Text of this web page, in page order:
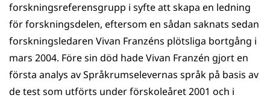
forskningsreferensgrupp i syfte att skapa en ledning
för forskningsdelen, eftersom en sådan saknats sedan
forskningsledaren Vivan Franzéns plötsliga bortgång i
mars 2004. Före sin död hade Vivan Franzén gjort en
första analys av Språkrumselevernas språk på basis av
de test som utförts under förskoleåret 2001 och i